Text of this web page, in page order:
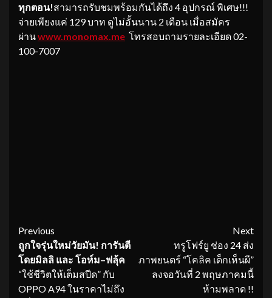
ทุกตอน!สามารถรับชมพร้อมกันได้ถึง 4 อุปกรณ์ พิเศษ!!!
จ่ายเพียงแค่ 129 บาท ดูไม่อั้นนาน 2 เดือน เมื่อสมัคร
ผ่านwww.monomax.me โทรสอบถามรายละเอียด 02-
100-7007
Continue
Reading
Previous
ถูกใจรุ่นใหม่วัยมัน! การันตี
โดยมิลลิ และ โอห์ม–ฟลุ้ค
“ใช้ชีวิตให้เต็มสปีด” กับ
OPPO A94 ในราคาไม่ถึง
Next
ทรูโฟร์ยู ช่อง 24 ส่ง
ภาพยนตร์ “โคลิค เด็กเห็นผี”
ลงจอวันที่ 2 พฤษภาคมนี้
ห้ามพลาด !!